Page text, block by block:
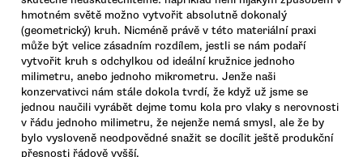
hmotném světě možno vytvořit absolutně dokonalý
(geometrický) kruh. Nicméně právě v této materiální praxi
může být velice zásadním rozdílem, jestli se nám podaří
vytvořit kruh s odchylkou od ideální kružnice jednoho
milimetru, anebo jednoho mikrometru. Jenže naši
konzervativci nám stále dokola tvrdí, že když už jsme se
jednou naučili vyrábět dejme tomu kola pro vlaky s nerovnosti
v řádu jednoho milimetru, že nejenže nemá smysl, ale že by
bylo vysloveně neodpovědné snažit se docílit ještě produkční
přesnosti řádově vyšší.